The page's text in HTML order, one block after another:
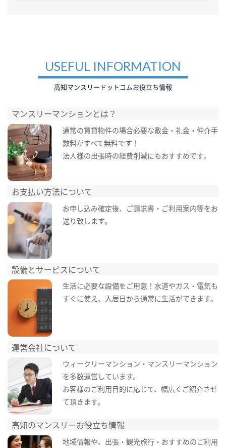
USEFUL INFORMATION
高知マンスリードットコムお役立ち情報
マンスリーマンションとは？
通常の賃貸物件の場合必要な敷金・礼金・仲介手
数料がすべて無料です！
法人様の出張時の経費削減にもおすすめです。
お支払い方法について
お申し込み確定後、ご請求書・ご利用案内等をお
送り致します。
設備とサービスについて
生活に必要な設備をご用意！水道やガス・電気も
すぐに使え、入居日から通常に生活ができます。
運営会社について
ウィークリーマンション・マンスリーマンション
を多数運営しています。
お客様のご利用目的に応じて、幅広くご紹介させ
て頂きます。
高知のマンスリーお役立ち情報
地域情報や、出張・観光旅行・おすすめのご利用